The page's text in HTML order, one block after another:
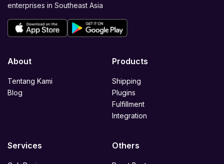
enterprises in Southeast Asia
About
Tentang Kami
Blog
Products
Shipping
Plugins
Fulfillment
Integration
Services Others